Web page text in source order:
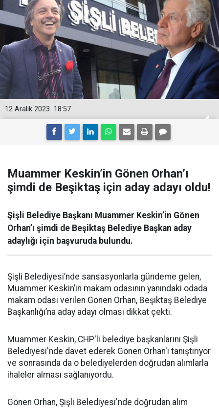
18:57
12 Aralık 2023
Muammer Keskin’in Gönen Orhan’ı
şimdi de Beşiktaş için aday adayı oldu!
Şişli Belediye Başkanı Muammer Keskin’in Gönen
Orhan’ı şimdi de Beşiktaş Belediye Başkan aday
adaylığı için başvuruda bulundu.
Şişli Belediyesi’nde sansasyonlarla gündeme gelen,
Muammer Keskin’in makam odasının yanındaki odada
makam odası verilen Gönen Orhan, Beşiktaş Belediye
Başkanlığı’na aday adayı olması dikkat çekti.
Muammer Keskin, CHP'li belediye başkanlarını Şişli
Belediyesi'nde davet ederek Gönen Orhan'ı tanıştırıyor
ve sonrasında da o belediyelerden doğrudan alımlarla
ihaleler alması sağlanıyordu.
Gönen Orhan, Şişli Belediyesi'nde doğrudan alım